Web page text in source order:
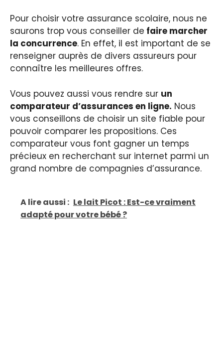
Pour choisir votre assurance scolaire, nous ne
saurons trop vous conseiller de faire marcher
la concurrence. En effet, il est important de se
renseigner auprès de divers assureurs pour
connaître les meilleures offres.
Vous pouvez aussi vous rendre sur un
comparateur d’assurances en ligne. Nous
vous conseillons de choisir un site fiable pour
pouvoir comparer les propositions. Ces
comparateur vous font gagner un temps
précieux en recherchant sur internet parmi un
grand nombre de compagnies d’assurance.
A lire aussi : Le lait Picot : Est-ce vraiment
adapté pour votre bébé ?